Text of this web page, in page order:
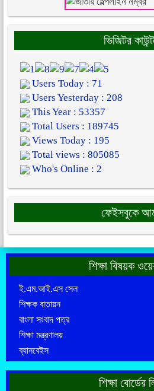
ভিজিটর
Users Today : 71
Users Yesterday : 208
This Year : 53357
Total Users : 189745
Views Today : 195
Total views : 805085
Who's Online : 2
ফেইসবুকে
শিক্ষা বিষয়ক
ই.এম.আই.এস সেল
শিক্ষক বাতায়ন
বাংলা সংবাদ পত্র
শিক্ষা মন্ত্রণালয়
ব্যানবেইস
শিক্ষা বোর্ডের